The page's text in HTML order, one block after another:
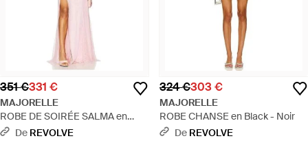
351 €331 €
MAJORELLE
ROBE DE SOIRÉE SALMA en
Rose - Blanc
De REVOLVE
324 €303 €
MAJORELLE
ROBE CHANSE en Black - Noir
De REVOLVE